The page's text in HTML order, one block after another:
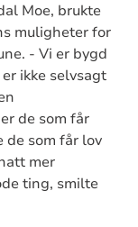
Moe, brukte
muligheter for
- Vi er bygd
ikke selvsagt
de som får
de som får lov
mer
ting, smilte